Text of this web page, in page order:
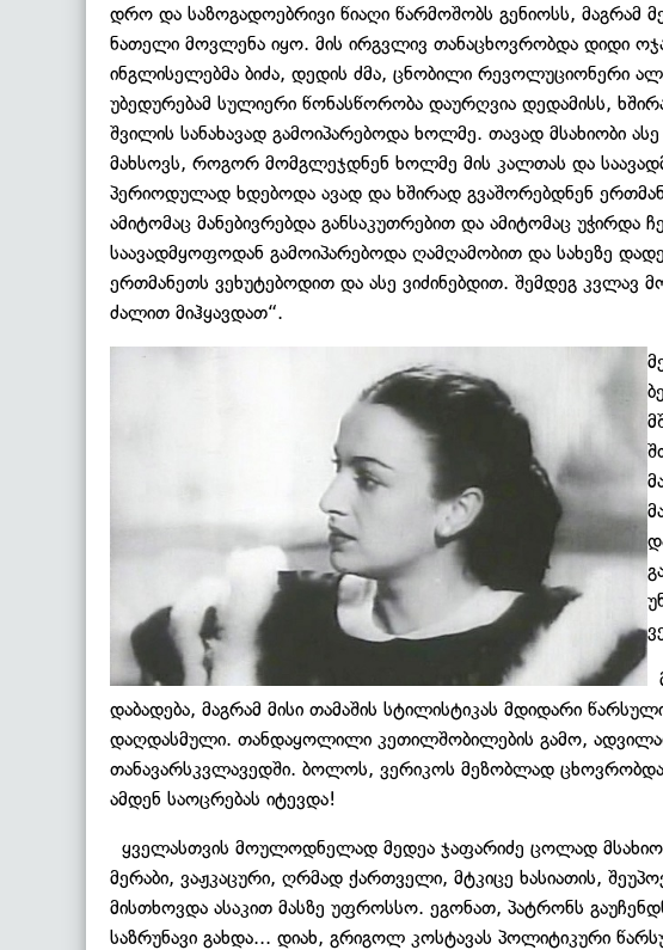
დრო და საზოგადოებრივი წიაღი წარმოშობს გენიოსს, მაგრამ
ნათელი მოვლენა იყო. მის ირგვლივ თანაცხოვრობდა დიდი
ინგლისელებმა ბიძა, დედის ძმა, ცნობილი რევოლუციონერი
უბედურებამ სულიერი წონასწორობა დაურღვია დედამისს,
შვილის სანახავად გამოიპარებოდა ხოლმე. თავად მსახიობი
მახსოვს, როგორ მომგლეჯდნენ ხოლმე მის კალთას და
პერიოდულად ხდებოდა ავად და ხშირად გვაშორებდნენ
ამიტომაც მანებივრებდა განსაკუთრებით და ამიტომაც უჭირდა
საავადმყოფოდან გამოიპარებოდა ღამღამობით და სახეზე
ერთმანეთს ვეხუტებოდით და ასე ვიძინებდით. შემდეგ კვლავ
ძალით მიჰყავდათ“.
დაბადება, მაგრამ მისი თამაშის სტილისტიკას მდიდარი
დაღდასმული. თანდაყოლილი კეთილშობილების გამო, ადვილად
თანავარსკვლავედში. ბოლოს, ვერიკოს მეზობლად
ამდენ საოცრებას იტევდა!
ყველასთვის მოულოდნელად მედეა ჯაფარიძე ცოლად მსახიობ
მერაბი, ვაჟკაცური, ღრმად ქართველი, მტკიცე ხასიათის,
მისთხოვდა ასაკით მასზე უფროსსო. ეგონათ, პატრონს
საზრუნავი გახდა... დიახ, გრიგოლ კოსტავას პოლიტიკური